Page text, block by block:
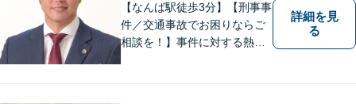
【なんば駅徒歩3分】【刑事事
件／交通事故でお困りならご
相談を！】事件に対する熱い
詳細を見
る